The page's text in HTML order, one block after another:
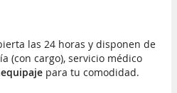
las 24 horas y disponen de
(con cargo), servicio médico
para tu comodidad.